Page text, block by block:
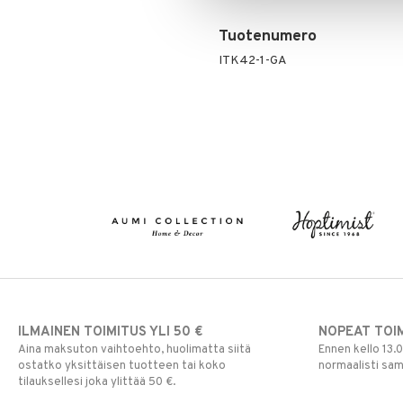
Tuotenumero
ITK42-1-GA
ILMAINEN TOIMITUS YLI 50 €
Aina maksuton vaihtoehto, huolimatta siitä
ostatko yksittäisen tuotteen tai koko
tilauksellesi joka ylittää 50 €.
NOPEAT
Ennen kello
normaalisti